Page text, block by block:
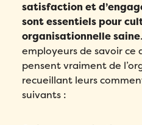
satisfaction et
sont essentiels pour
organisationnelle saine
employeurs de savoir ce
pensent vraiment de
recueillant leurs
suivants :